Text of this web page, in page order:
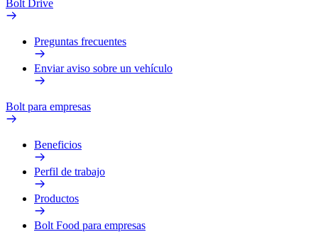
Bolt Drive
Preguntas frecuentes
Enviar aviso sobre un vehículo
Bolt para empresas
Beneficios
Perfil de trabajo
Productos
Bolt Food para empresas